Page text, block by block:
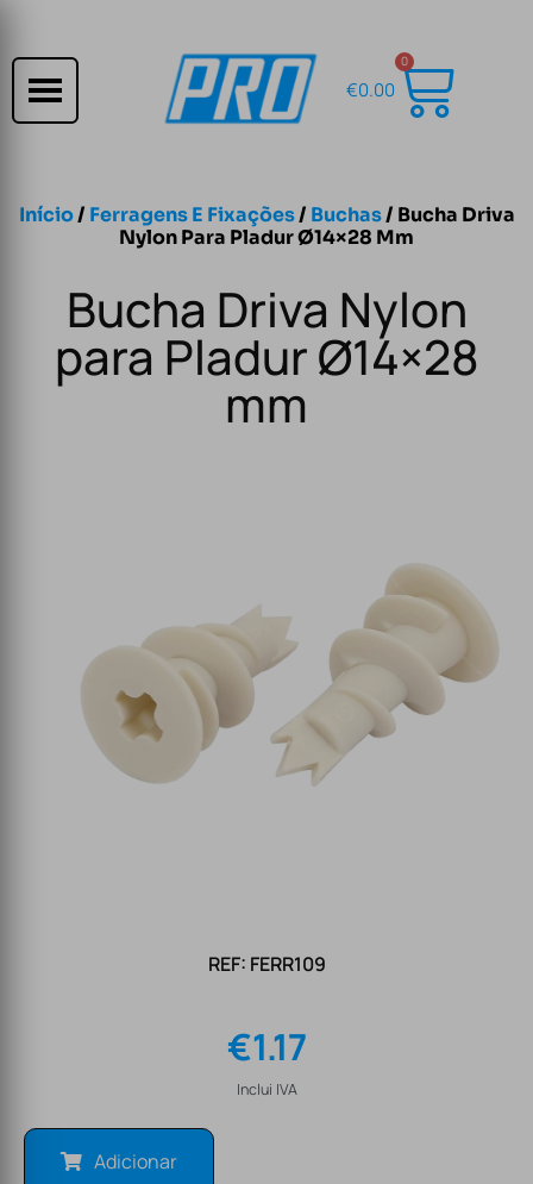
€0.00
0
Início/ Ferragens E Fixações/ Buchas/ Bucha Driva
Nylon Para Pladur Ø14×28 Mm
Bucha Driva Nylon
para Pladur Ø14×28
mm
REF: FERR109
€1.17
Inclui IVA
Adicionar